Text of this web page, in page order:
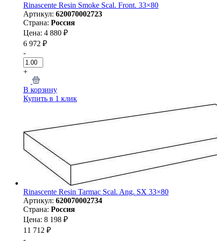
Rinascente Resin Smoke Scal. Front. 33×80
Артикул: 620070002723
Страна: Россия
Цена: 4 880 ₽
6 972 ₽
-
+
В корзину
Купить в 1 клик
Rinascente Resin Tarmac Scal. Ang. SX 33×80
Артикул: 620070002734
Страна: Россия
Цена: 8 198 ₽
11 712 ₽
-